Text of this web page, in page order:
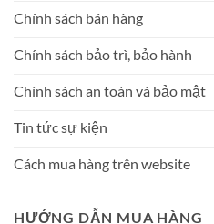
Chính sách bán hàng
Chính sách bảo trì, bảo hành
Chính sách an toàn và bảo mật
Tin tức sự kiện
Cách mua hàng trên website
HƯỚNG DẪN MUA HÀNG